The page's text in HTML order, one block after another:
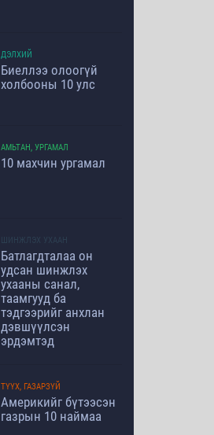
ДЭЛХИЙ
Биеллээ олоогүй
холбооны 10 улс
АМЬТАН, УРГАМАЛ
10 махчин ургамал
ШИНЖЛЭХ УХААН
Батлагдталаа он
удсан шинжлэх
ухааны санал,
таамгууд ба
тэдгээрийг анхлан
дэвшүүлсэн
эрдэмтэд
ТҮҮХ, ГАЗАРЗҮЙ
Америкийг бүтээсэн
газрын 10 наймаа